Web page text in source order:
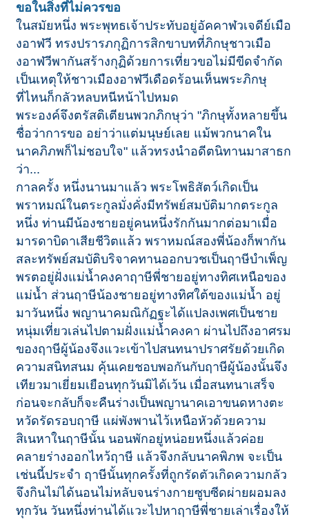
ขอในสิ่งที่ไม่ควรขอ
ในสมัยหนึ่ง พระพุทธเจ้าประทับอยู่อัคคาฬวเจดีย์เมือ
งอาฬวี ทรงปรารภกุฏิการสิกขาบทที่ภิกษุชาวเมือ
งอาฬวีพากันสร้างกุฏิด้วยการเที่ยวขอไม่มีขีดจำกัด
เป็นเหตุให้ชาวเมืองอาฬวีเดือดร้อนเห็นพระภิกษุ
ที่ไหนก็กลัวหลบหนีหน้าไปหมด
พระองค์จึงตรัสติเตียนพวกภิกษุว่า "ภิกษุทั้งหลายขึ้น
ชื่อว่าการขอ อย่าว่าแต่มนุษย์เลย แม้พวกนาคใน
นาคภิภพก็ไม่ชอบใจ" แล้วทรงนำอดีตนิทานมาสาธก
ว่า...
กาลครั้ง หนึ่งนานมาแล้ว พระโพธิสัตว์เกิดเป็น
พราหมณ์ในตระกูลมั่งคั่งมีทรัพย์สมบัติมากตระกูล
หนึ่ง ท่านมีน้องชายอยู่คนหนึ่งรักกันมากต่อมาเมื่อ
มารดาบิดาเสียชีวิตแล้ว พราหมณ์สองพี่น้องก็พากัน
สละทรัพย์สมบัติบริจาคทานออกบวชเป็นฤาษีบำเพ็ญ
พรตอยู่ฝั่งแม่น้ำคงคาฤาษีพี่ชายอยู่ทางทิศเหนือของ
แม่น้ำ ส่วนฤาษีน้องชายอยู่ทางทิศใต้ของแม่น้ำ อยู่
มาวันหนึ่ง พญานาคมณิกัฏฐะได้แปลงเพศเป็นชาย
หนุ่มเที่ยวเล่นไปตามฝั่งแม่น้ำคงคา ผ่านไปถึงอาศรม
ของฤาษีผู้น้องจึงแวะเข้าไปสนทนาปราศรัยด้วยเกิด
ความสนิทสนม คุ้นเคยชอบพอกันกับฤาษีผู้น้องนั้นจึง
เทียวมาเยี่ยมเยือนทุกวันมิได้เว้น เมื่อสนทนาเสร็จ
ก่อนจะกลับก็จะคืนร่างเป็นพญานาคเอาขนดหางตะ
หวัดรัดรอบฤาษี แผ่พังพานไว้เหนือหัวด้วยความ
สิเนหาในฤาษีนั้น นอนพักอยู่หน่อยหนึ่งแล้วค่อย
คลายร่างออกไหว้ฤาษี แล้วจึงกลับนาคพิภพ จะเป็น
เช่นนี้ประจำ ฤาษีนั้นทุกครั้งที่ถูกรัดตัวเกิดความกลัว
จึงกินไม่ได้นอนไม่หลับจนร่างกายซูบซีดผ่ายผอมลง
ทุกวัน วันหนึ่งท่านได้แวะไปหาฤาษีพี่ชายเล่าเรื่องให้